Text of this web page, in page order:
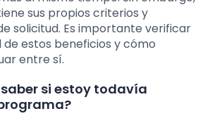
sus propios criterios y
solicitud. Es importante verificar
estos beneficios y cómo
entre sí.
si estoy todavía